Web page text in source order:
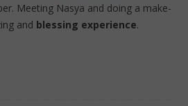
Meeting Nasya and doing a make-
and blessing experience.